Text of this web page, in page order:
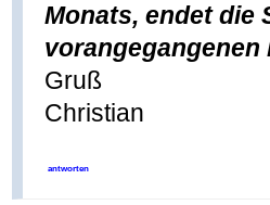
Monats, endet die
vorangegangenen
Gruß
Christian
antworten